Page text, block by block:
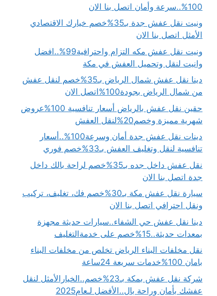
100%..سرعة وأمان اتصل بنا الان
ونيت نقل عفش جدة بـ35%خصم خيارك الاقتصادي
الأمثل اتصل بنا الان
ونيت نقل عفش مكه التزام واحترافية99%..افضل
وانيت لنقل وتحميل العفش في مكة
دينا نقل عفش شمال الرياض بـ35%خصم لنقل عفش
من شمال الرياض بجودة100%اتصل الان
حقين نقل عفش بالرياض أسعار تنافسية 100%عروض
شهرية مميزة وخصم20%لنقل العفش
دينات نقل عفش جدة أمان وسرعة100%..أسعار
تنافسية لنقل وتغليف العفش بـ33%خصم فوري
نقل عفش داخل جده بـ35%خصم لراحة بالك داخل
جدة اتصل بنا الان
سيارة نقل عفش مكة بـ30%خصم فك، تغليف، تركيب
ونقل احترافي اتصل بنا الان
دينا نقل عفش حي الشفاء..سيارات حديثة مجهزة
بمعدات حديثة..15%خصم على خدمةالتغليف
نقل مخلفات البناء الرياض تخلص من مخلفات البناء
بامان 100%خدمات سريعة 24ساعة
شركة نقل عفش بمكة بـ23%خصم..الخيارالأمثل لنقل
عفشك بأمان وراحة بال..الأفضل لـعام2025